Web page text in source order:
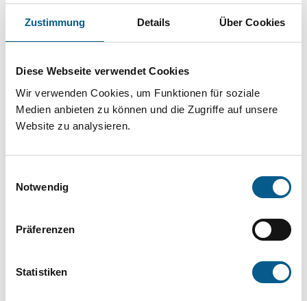
Zustimmung Details Über Cookies
Diese Webseite verwendet Cookies
Wir verwenden Cookies, um Funktionen für soziale
Medien anbieten zu können und die Zugriffe auf unsere
Website zu analysieren.
Notwendig
Präferenzen
Statistiken
Sie suchen finanzielle Unterstützung für ein
Projekt oder ein Vorhaben? Hier können Sie
Stiftungsdatenbank recherchieren. Bei der
Suche bitte die Groß- und Kleinschreibung
beachten.
können durch die Wahl von Bereichen oder
Suchen